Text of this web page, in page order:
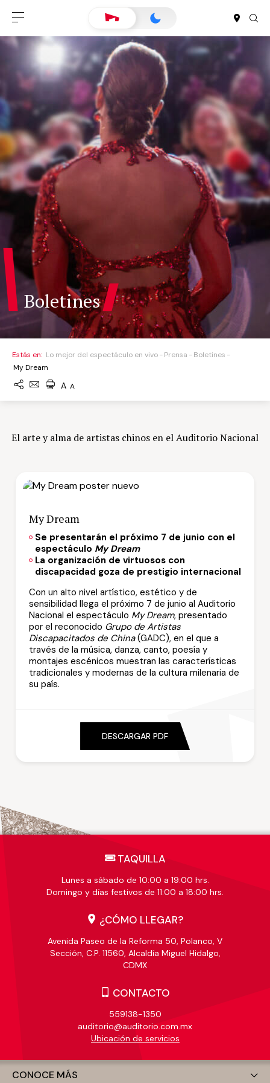
Boletines
Estás en: Lo mejor del espectáculo en vivo Prensa
Boletines
My Dream
A A
El arte y alma de artistas chinos en el Auditorio Nacional
My Dream
Se presentarán el próximo 7 de junio con el
espectáculo My Dream
La organización de virtuosos con
discapacidad goza de prestigio internacional
Con un alto nivel artístico, estético y de
sensibilidad llega el próximo 7 de junio al Auditorio
Nacional el espectáculo My Dream, presentado
por el reconocido Grupo de Artistas
Discapacitados de China(GADC), en el que a
través de la música, danza, canto, poesía y
montajes escénicos muestran las características
tradicionales y modernas de la cultura milenaria de
su país.
DESCARGAR PDF
TAQUILLA
Lunes a sábado de 10:00 a 19:00 hrs.
Domingo y días festivos de 11:00 a 18:00 hrs.
¿CÓMO LLEGAR?
Avenida Paseo de la Reforma 50, Polanco, V
Sección, C.P. 11560, Alcaldía Miguel Hidalgo,
CDMX
CONTACTO
559138-1350
auditorio@auditorio.com.mx
Ubicación de servicios
CONOCE MÁS